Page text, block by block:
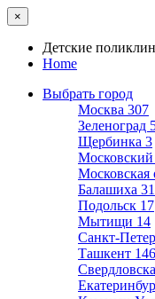
×
Детские
Home
Выбрать город
Москва 307
Зеленоград
Щербинка 3
Московский
Московская
Балашиха 31
Подольск 17
Мытищи 14
Санкт-
Ташкент 146